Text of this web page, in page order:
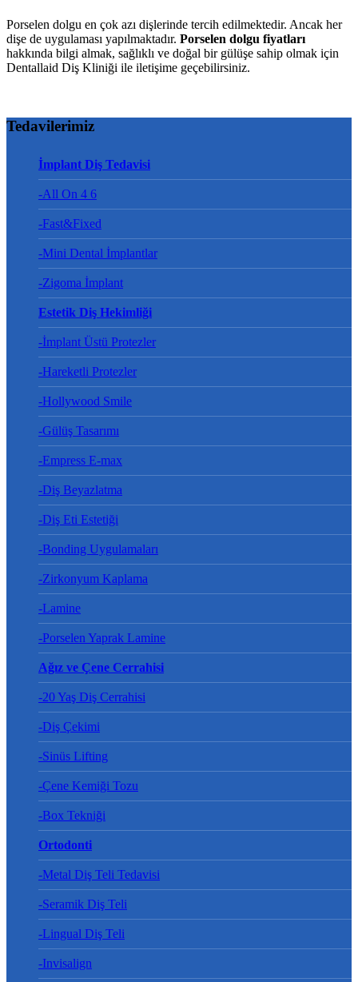
Porselen dolgu en çok azı dişlerinde tercih edilmektedir. Ancak her
dişe de uygulaması yapılmaktadır. Porselen dolgu fiyatları
hakkında bilgi almak, sağlıklı ve doğal bir gülüşe sahip olmak için
Dentallaid Diş Kliniği ile iletişime geçebilirsiniz.
Tedavilerimiz
İmplant Diş Tedavisi
-All On 4 6
-Fast&Fixed
-Mini Dental İmplantlar
-Zigoma İmplant
Estetik Diş Hekimliği
-İmplant Üstü Protezler
-Hareketli Protezler
-Hollywood Smile
-Gülüş Tasarımı
-Empress E-max
-Diş Beyazlatma
-Diş Eti Estetiği
-Bonding Uygulamaları
-Zirkonyum Kaplama
-Lamine
-Porselen Yaprak Lamine
Ağız ve Çene Cerrahisi
-20 Yaş Diş Cerrahisi
-Diş Çekimi
-Sinüs Lifting
-Çene Kemiği Tozu
-Box Tekniği
Ortodonti
-Metal Diş Teli Tedavisi
-Seramik Diş Teli
-Lingual Diş Teli
-Invisalign